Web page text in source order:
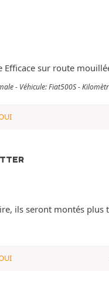
Efficace sur route
- Véhicule: Fiat500S -
ils seront montés